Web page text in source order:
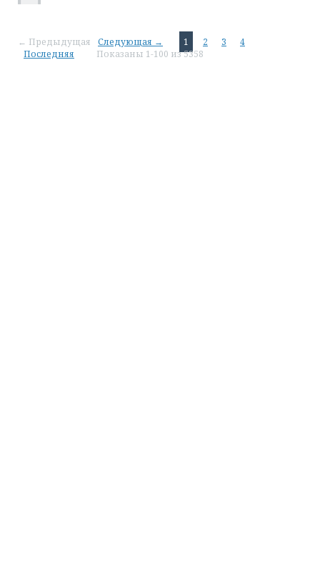
← Предыдущая Следующая → 1 2 3
4
Последняя
Показаны 1-100 из 5358